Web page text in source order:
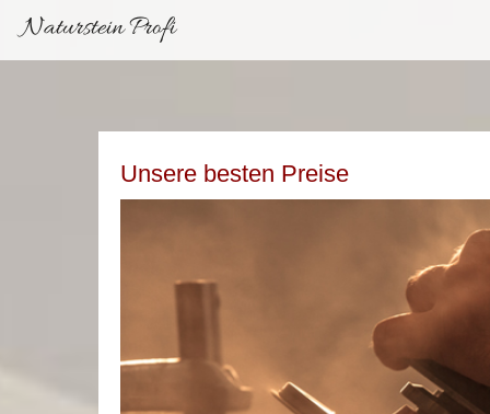
Naturstein Profi
Unsere besten Preise